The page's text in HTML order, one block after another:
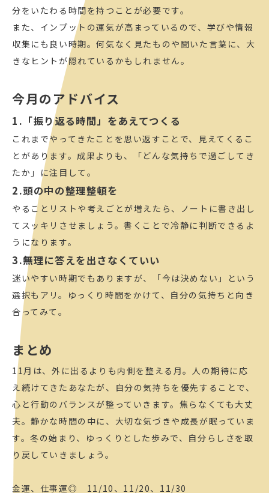
分をいたわる時間を持つことが必要です。
また、インプットの運気が高まっているので、学びや情報
収集にも良い時期。何気なく見たものや聞いた言葉に、大
きなヒントが隠れているかもしれません。
今月のアドバイス
1.「振り返る時間」をあえてつくる
これまでやってきたことを思い返すことで、見えてくるこ
とがあります。成果よりも、「どんな気持ちで過ごしてき
たか」に注目して。
2.頭の中の整理整頓を
やることリストや考えごとが増えたら、ノートに書き出し
てスッキリさせましょう。書くことで冷静に判断できるよ
うになります。
3.無理に答えを出さなくていい
迷いやすい時期でもありますが、「今は決めない」という
選択もアリ。ゆっくり時間をかけて、自分の気持ちと向き
合ってみて。
まとめ
11月は、外に出るよりも内側を整える月。人の期待に応
え続けてきたあなたが、自分の気持ちを優先することで、
心と行動のバランスが整っていきます。焦らなくても大丈
夫。静かな時間の中に、大切な気づきや成長が眠っていま
す。冬の始まり、ゆっくりとした歩みで、自分らしさを取
り戻していきましょう。
金運、仕事運◎ 11/10、11/20、11/30